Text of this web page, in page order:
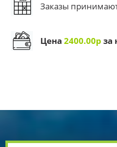
Заказы
Цена2400.00р за